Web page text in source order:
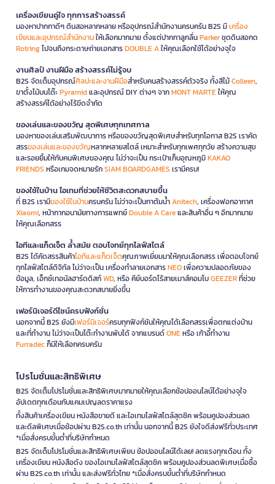
เครื่องเขียนคู่ใจ ทุกการสร้างสรรค์
มองหาปากกาดีๆ ดินสอหลากหลาย หรืออุปกรณ์สำนักงานครบครัน B2S มีเครื่อง
เขียนและอุปกรณ์สำนักงานให้เลือกมากมาย ตั้งแต่ปากกาลูกลื่นParkerชุดดินสอกด
Rotringไปจนถึงกระดาษถ่ายเอกสารDOUBLE Aให้คุณเลือกใช้ได้อย่างจุใจ
งานศิลป์ งานฝีมือ สร้างสรรค์ไม่รู้จบ
B2S จัดเต็มอุปกรณ์ศิลปะและงานฝีมือสำหรับคนสร้างสรรค์ตัวจริง ทั้งสีไม้Colleen,
ขาตั้งไม้บนโต๊ะPyramidและอุปกรณ์ DIY ต่างๆ จากMONT MARTEให้คุณ
สร้างสรรค์ได้อย่างไร้ขีดจำกัด
ของเล่นและของขวัญ สุดพิเศษทุกเทศกาล
มองหาของเล่นเสริมพัฒนาการ หรือของขวัญสุดพิเศษสำหรับทุกโอกาส B2S เราคัด
สรรของเล่นและของขวัญหลากหลายสไตล์ เหมาะสำหรับทุกเพศทุกวัย สร้างความสุข
และรอยยิ้มให้กับคนพิเศษของคุณ ไม่ว่าจะเป็น กระเป๋าเก็บอุณหภูมิKAKAO
FRIENDS หรือเกมจดหมายรักSIAM BOARDGAMES เรามีครบ!
ของใช้ในบ้าน ไอเทมที่ช่วยให้ชีวิตสะดวกสบายขึ้น
ที่ B2S เรามีของใช้ในบ้านครบครัน ไม่ว่าจะเป็นกาต้มน้ำAnitech, เครื่องฟอกอากาศ
Xiaomi, หน้ากากอนามัยทางการแพทย์Double A Careและสินค้าอื่น ๆ อีกมากมาย
ให้คุณเลือกสรร
ไอทีและแก็ดเจ็ต ล้ำสมัย ตอบโจทย์ทุกไลฟ์สไตล์
B2S ได้คัดสรรสินค้าไอทีและแก็ดเจ็ตคุณภาพเยี่ยมมาให้คุณเลือกสรร เพื่อตอบโจทย์
ทุกไลฟ์สไตล์ดิจิทัล ไม่ว่าจะเป็น เครื่องทำลายเอกสารNEOเพื่อความปลอดภัยของ
ข้อมูล, เอ็กซ์เทอนัลฮาร์ดดิสก์WD, หรือ คีย์บอร์ดไร้สายเมาส์คอมโบGEEZERที่ช่วย
ให้การทำงานของคุณสะดวกสบายยิ่งขึ้น
เฟอร์นิเจอร์ดีไซน์ครบฟังก์ชั่น
นอกจากนี้ B2S ยังมีเฟอร์นิเจอร์ครบทุกฟังก์ชันให้คุณได้เลือกสรรเพื่อตกแต่งบ้าน
และที่ทำงาน ไม่ว่าจะเป็นโต๊ะทำงานพับได้ จากแบรนด์ONEหรือ เก้าอี้ทำงาน
Furradecก็มีให้เลือกครบครัน
โปรโมชั่นและสิทธิพิเศษ
B2S จัดเต็มโปรโมชั่นและสิทธิพิเศษมากมายให้คุณเลือกช้อปออนไลน์ได้อย่างจุใจ
อัปเดตทุกเดือนกับแคมเปญลดราคาแรง
ทั้งสินค้าเครื่องเขียน หนังสือขายดี และไอเทมไลฟ์สไตล์สุดชิค พร้อมคูปองส่วนลด
และดีลพิเศษเมื่อช้อปผ่าน B2S.co.th เท่านั้น นอกจากนี้ B2S ยังใจดีส่งฟรีทั่วประเทศ
*เมื่อสั่งครบขั้นต่ำที่บริษัทกำหนด
B2S จัดเต็มโปรโมชั่นและสิทธิพิเศษเพียบ ช้อปออนไลน์ได้เลย! ลดแรงทุกเดือน ทั้ง
เครื่องเขียน หนังสือดัง ของไอเทมไลฟ์สไตล์สุดชิค พร้อมคูปองส่วนลดพิเศษเมื่อซื้อ
ผ่าน B2S.co.th เท่านั้น และส่งฟรีทั่วไทย *เมื่อสั่งครบขั้นต่ำที่บริษัทกำหนด